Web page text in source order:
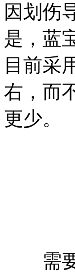
因划伤
是，蓝
目前采
右，而
更少。
需要